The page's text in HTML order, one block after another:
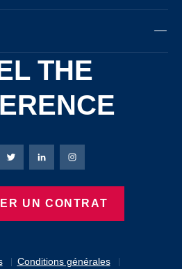
THE
Conditions générales
Facebook de Bierbaum-Proenen
Page X de Bierbaum-Proenen
Page LinkedIn de
Page Instagram de
UN CONTRAT